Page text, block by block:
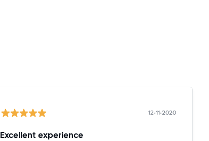
12-11-2020
Excellent experience